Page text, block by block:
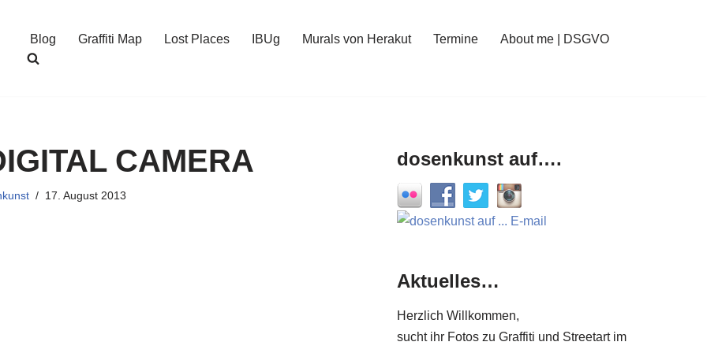
Blog Graffiti Map Lost Places IBUg Murals von Herakut Termine About me | DSGVO
CAMERA
17. August 2013
dosenkunst auf….
Aktuelles…
Herzlich Willkommen,
sucht ihr Fotos zu Graffiti und Streetart im